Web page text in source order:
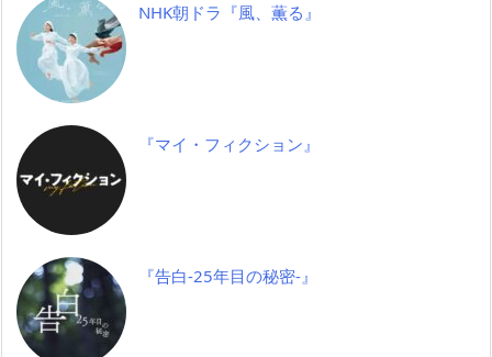
NHK朝ドラ『風、薫る』
『マイ・フィクション』
『告白-25年目の秘密-』